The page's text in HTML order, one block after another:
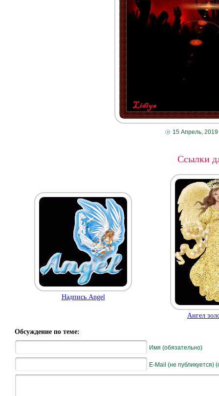
15 Апрель, 2019
Ссылки
Надпись Angel
Ангел
Обсуждение по теме:
Имя (обязательно)
E-Mail (не публикуется)